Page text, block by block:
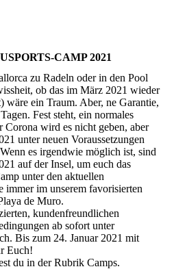
CAMP 2021
zu Radeln oder in den Pool
ob das im März 2021 wieder
wäre ein Traum. Aber, ne Garantie,
Fest steht, ein normales
Corona wird es nicht geben, aber
unter neuen Voraussetzungen
es irgendwie möglich ist, sind
auf der Insel, um euch das
unter den aktuellen
immer im unserem favorisierten
de Muro.
kundenfreundlichen
ab sofort unter
Bis zum 24. Januar 2021 mit
Euch!
du in der Rubrik Camps.